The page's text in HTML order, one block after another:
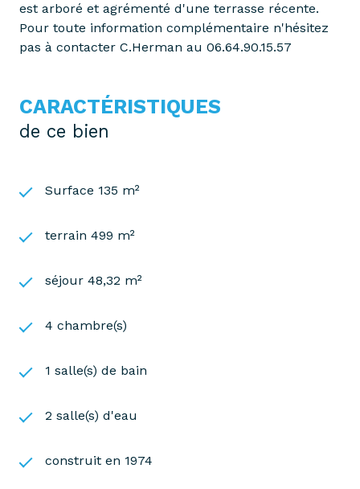
est arboré et agrémenté d'une terrasse récente.
Pour toute information complémentaire n'hésitez
pas à contacter C.Herman au 06.64.90.15.57
CARACTÉRISTIQUES
de ce bien
Surface 135 m²
terrain 499 m²
séjour 48,32 m²
4 chambre(s)
1 salle(s) de bain
2 salle(s) d'eau
construit en 1974